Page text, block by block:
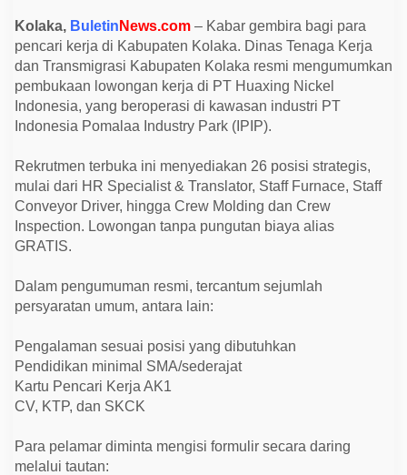
g
a
n
u
n
t
u
k
L
u
s
n
S
a
f
r
L
e
w
i
Kolaka, Buletin News.com – Kabar gembira bagi para
pencari kerja di Kabupaten Kolaka. Dinas Tenaga Kerja
dan Transmigrasi Kabupaten Kolaka resmi mengumumkan
pembukaan lowongan kerja di PT Huaxing Nickel
Indonesia, yang beroperasi di kawasan industri PT
Indonesia Pomalaa Industry Park (IPIP).
Rekrutmen terbuka ini menyediakan 26 posisi strategis,
mulai dari HR Specialist & Translator, Staff Furnace, Staff
Conveyor Driver, hingga Crew Molding dan Crew
Inspection. Lowongan tanpa pungutan biaya alias
GRATIS.
Dalam pengumuman resmi, tercantum sejumlah
persyaratan umum, antara lain:
Pengalaman sesuai posisi yang dibutuhkan
Pendidikan minimal SMA/sederajat
Kartu Pencari Kerja AK1
CV, KTP, dan SKCK
Para pelamar diminta mengisi formulir secara daring
melalui tautan: